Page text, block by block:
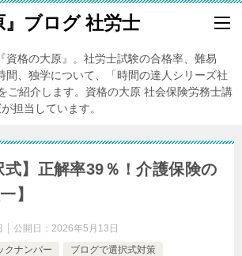
』ブログ 社労士
資格の大原』。社労士試験の合格率、難易
間、独学について、「時間の達人シリーズ社
ご紹介します。資格の大原 社会保険労務士講
担当しています。
式】正解率39％！介護保険の
】
公開日： 2026年5月13日
クナンバー
ブログで選択式対策